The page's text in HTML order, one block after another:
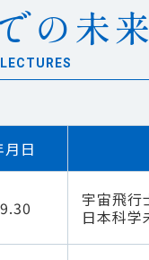
の未
月日
宇宙飛行
日本科学